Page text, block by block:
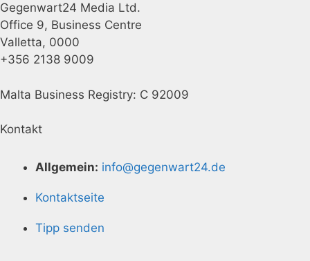
Gegenwart24 Media Ltd.
Office 9, Business Centre
Valletta, 0000
+356 2138 9009
Malta Business Registry: C 92009
Kontakt
Allgemein: info@gegenwart24.de
Kontaktseite
Tipp senden